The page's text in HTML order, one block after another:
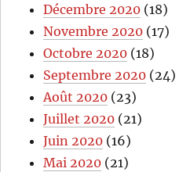
Décembre 2020 (18)
Novembre 2020 (17)
Octobre 2020 (18)
Septembre 2020 (24)
Août 2020 (23)
Juillet 2020 (21)
Juin 2020 (16)
Mai 2020 (21)